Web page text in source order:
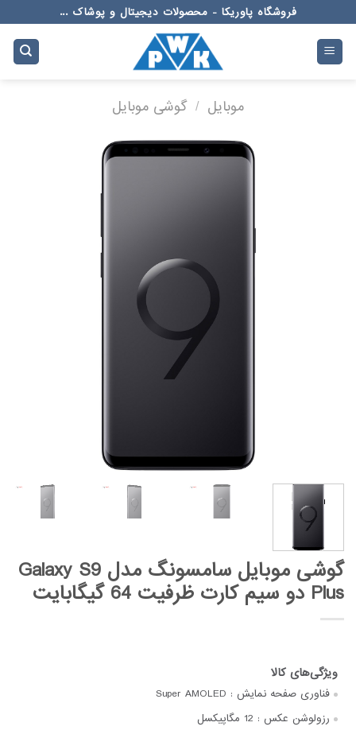
to
content
فروشگاه پاوریکا - محصولات دیجیتال و پوشاک ...
موبایل / گوشی موبایل
گوشی موبایل سامسونگ مدل Galaxy S9
Plus دو سیم کارت ظرفیت 64 گیگابایت
فناوری صفحه‌ نمایش : Super AMOLED
رزولوشن عکس : 12 مگاپیکسل